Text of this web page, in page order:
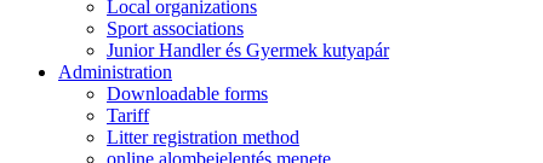
Local organizations
Sport associations
Junior Handler és Gyermek kutyapár
Administration
Downloadable forms
Tariff
Litter registration method
online alombejelentés menete